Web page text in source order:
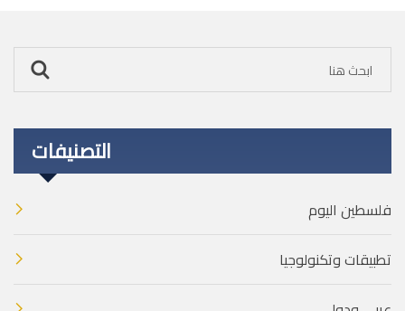
التصنيفات
فلسطين اليوم
تطبيقات وتكنولوجيا